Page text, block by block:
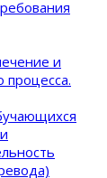
и
процеcса.